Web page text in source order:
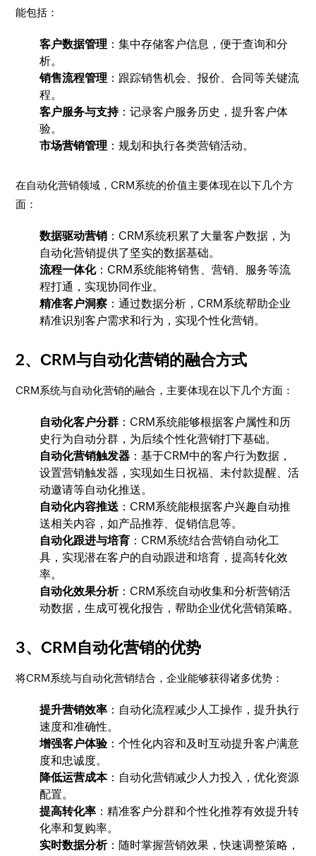
能包括：
客户数据管理 ：集中存储客户信息，便于查询和分
析。
销售流程管理 ：跟踪销售机会、报价、合同等关键流
程。
客户服务与支持：记录客户服务历史，提升客户体
验。
市场营销管理 ：规划和执行各类营销活动。
在自动化营销领域，CRM系统的价值主要体现在以下几个方
面：
数据驱动营销 ：CRM系统积累了大量客户数据，为
自动化营销提供了坚实的数据基础。
流程一体化：CRM系统能将销售、营销、服务等流
程打通，实现协同作业。
精准客户洞察 ：通过数据分析，CRM系统帮助企业
精准识别客户需求和行为，实现个性化营销。
2、CRM与自动化营销的融合方式
CRM系统与自动化营销的融合，主要体现在以下几个方面：
自动化客户分群 ：CRM系统能够根据客户属性和历
史行为自动分群，为后续个性化营销打下基础。
自动化营销触发器 ：基于CRM中的客户行为数据，
设置营销触发器，实现如生日祝福、未付款提醒、活
动邀请等自动化推送。
自动化内容推送 ：CRM系统能根据客户兴趣自动推
送相关内容，如产品推荐、促销信息等。
自动化跟进与培育 ：CRM系统结合营销自动化工
具，实现潜在客户的自动跟进和培育，提高转化效
率。
自动化效果分析：CRM系统自动收集和分析营销活
动数据，生成可视化报告，帮助企业优化营销策略。
3、CRM自动化营销的优势
将CRM系统与自动化营销结合，企业能够获得诸多优势：
提升营销效率 ：自动化流程减少人工操作，提升执行
速度和准确性。
增强客户体验：个性化内容和及时互动提升客户满意
度和忠诚度。
降低运营成本：自动化营销减少人力投入，优化资源
配置。
提高转化率 ：精准客户分群和个性化推荐有效提升转
化率和复购率。
实时数据分析：随时掌握营销效果，快速调整策略，